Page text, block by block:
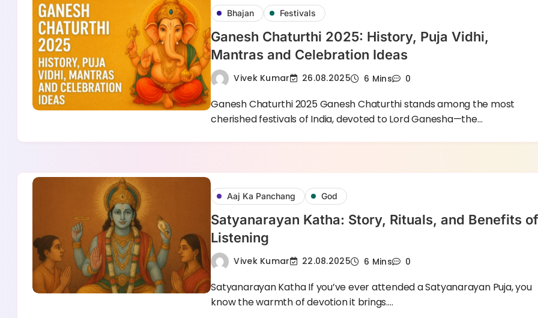
Bhajan Festivals
Ganesh Chaturthi 2025: History, Puja Vidhi,
Mantras and Celebration Ideas
Vivek Kumar 26.08.2025 6 Mins 0
Ganesh Chaturthi 2025 Ganesh Chaturthi stands among the most
cherished festivals of India, devoted to Lord Ganesha—the…
Aaj Ka Panchang God
Satyanarayan Katha: Story, Rituals, and Benefits
Listening
Vivek Kumar 22.08.2025 6 Mins 0
Satyanarayan Katha If you’ve ever attended a Satyanarayan Puja, you
know the warmth of devotion it brings.…